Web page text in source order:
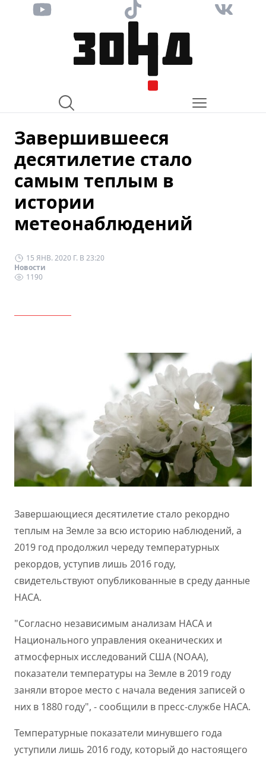
Завершившееся
десятилетие стало
самым теплым в
истории
метеонаблюдений
15 ЯНВ. 2020 Г. В 23:20
Новости
1190
Завершающиеся десятилетие стало рекордно
теплым на Землеза всю историю наблюдений, а
2019 год продолжил череду температурных
рекордов, уступив лишь 2016 году,
свидетельствуют опубликованные в среду данные
НАСА.
"Согласно независимым анализам НАСА и
Национального управления океанических и
атмосферных исследований США (NOAA),
показатели температуры на Земле в 2019 году
заняли второе место с начала ведения записей о
них в 1880 году", - сообщили в пресс-службе НАСА.
Температурные показатели минувшего года
уступили лишь 2016 году, который до настоящего